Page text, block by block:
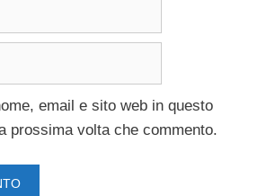
email e sito web in questo
prossima volta che commento.